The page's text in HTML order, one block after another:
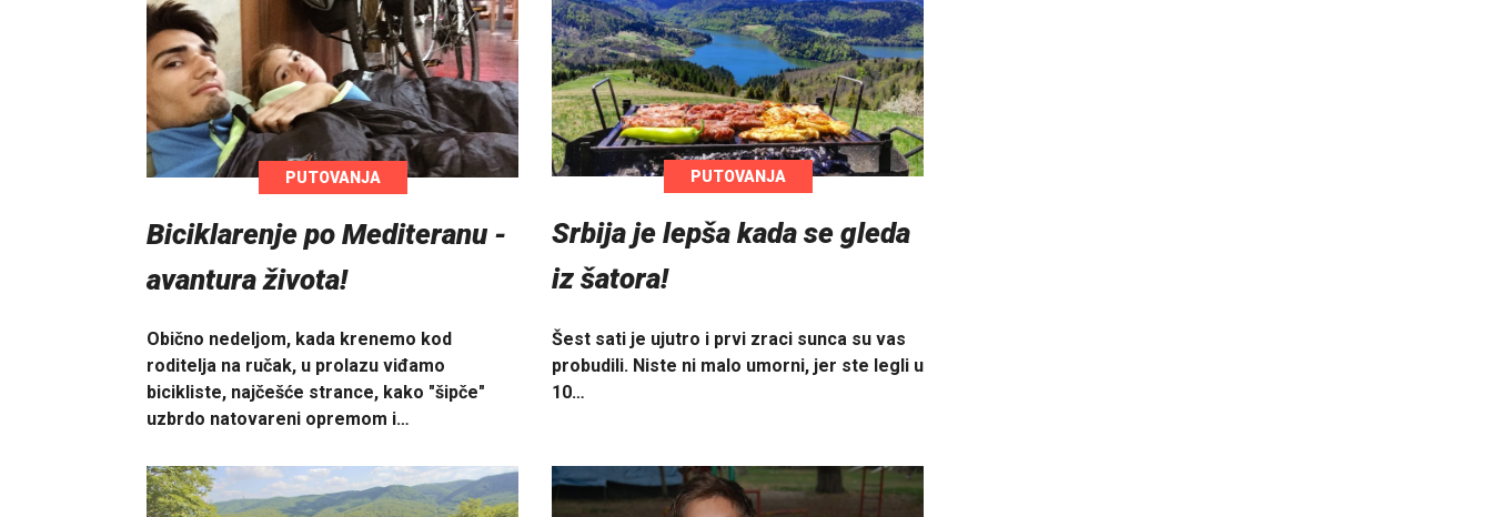
PUTOVANJA
Biciklarenje po Mediteranu -
avantura života!
Obično nedeljom, kada krenemo kod
roditelja na ručak, u prolazu viđamo
bicikliste, najčešće strance, kako "šipče"
uzbrdo natovareni opremom i…
PUTOVANJA
Srbija je lepša kada se gleda
iz šatora!
Šest sati je ujutro i prvi zraci sunca su vas
probudili. Niste ni malo umorni, jer ste legli u
10…